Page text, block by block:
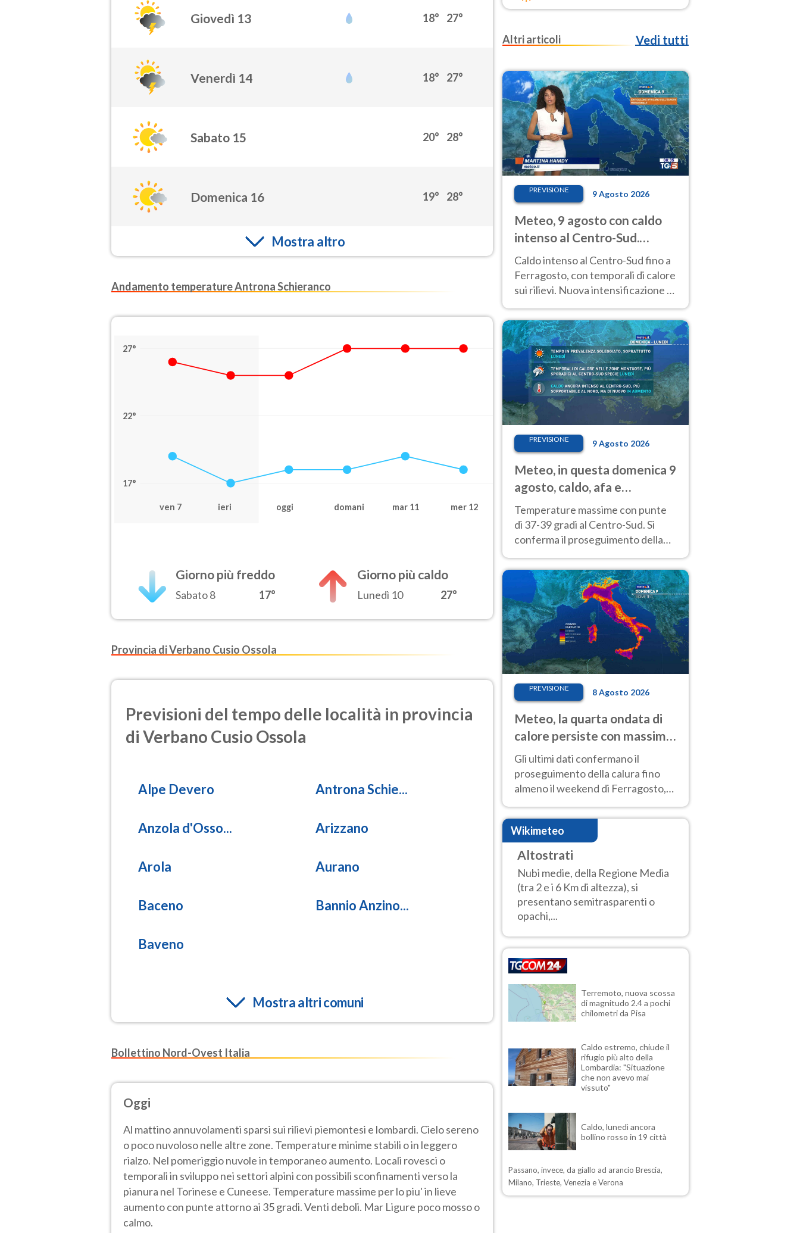
Giovedì 13 18° 27°
Venerdì 14 18° 27°
Sabato 15 20° 28°
Domenica 16 19° 28°
Mostra altro
Andamento temperature Antrona Schieranco
27°
22°
17°
ven 7 ieri oggi domani mar 11 mer 12
Giorno più freddo
Sabato 8 17°
Giorno più caldo
Lunedì 10 27°
Provincia di Verbano Cusio Ossola
Previsioni del tempo delle località in provincia
di Verbano Cusio Ossola
Alpe Devero Antrona Schie...
Anzola d'Osso... Arizzano
Arola Aurano
Baceno Bannio Anzino...
Baveno
Mostra altri comuni
Bollettino Nord-Ovest Italia
Oggi
Al mattino annuvolamenti sparsi sui rilievi piemontesi e lombardi. Cielo sereno
o poco nuvoloso nelle altre zone. Temperature minime stabili o in leggero
rialzo. Nel pomeriggio nuvole in temporaneo aumento. Locali rovesci o
temporali in sviluppo nei settori alpini con possibili sconfinamenti verso la
pianura nel Torinese e Cuneese. Temperature massime per lo piu' in lieve
aumento con punte attorno ai 35 gradi. Venti deboli. Mar Ligure poco mosso o
calmo.
Altri articoli Vedi tutti
PREVISIONE 9 Agosto 2026
Meteo, 9 agosto con caldo
intenso al Centro-Sud.
Temporali sui rilievi
Caldo intenso al Centro-Sud fino a
Ferragosto, con temporali di calore
sui rilievi. Nuova intensificazione la
verso i 40 °C.
PREVISIONE 9 Agosto 2026
Meteo, in questa domenica 9
agosto, caldo, afa e
temporali di calore
Temperature massime con punte
di 37-39 gradi al Centro-Sud. Si
conferma il proseguimento della
weekend di Ferragosto
PREVISIONE 8 Agosto 2026
Meteo, la quarta ondata di
calore persiste con massime
sempre molto elevate
Gli ultimi dati confermano il
proseguimento della calura fino
almeno il weekend di Ferragosto,
con tendenza a una nuova
intensificazione prossima
settimana
Wikimeteo
Altostrati
Nubi medie, della Regione Media
(tra 2 e i 6 Km di altezza), si
presentano semitrasparenti o
opachi,...
Terremoto, nuova scossa
di magnitudo 2.4 a pochi
chilometri da Pisa
Caldo estremo, chiude il
rifugio più alto della
Lombardia: "Situazione
che non avevo mai
vissuto"
Caldo, lunedì ancora
bollino rosso in 19 città
Passano, invece, da giallo ad arancio Brescia,
Milano, Trieste, Venezia e Verona